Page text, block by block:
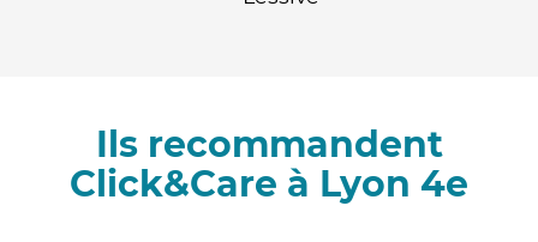
Ils recommandent
Click&Care à Lyon 4e